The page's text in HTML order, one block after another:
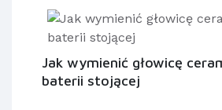
Jak wymienić głowicę
baterii stojącej